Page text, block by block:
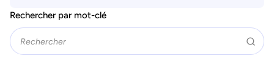
Rechercher par mot-clé